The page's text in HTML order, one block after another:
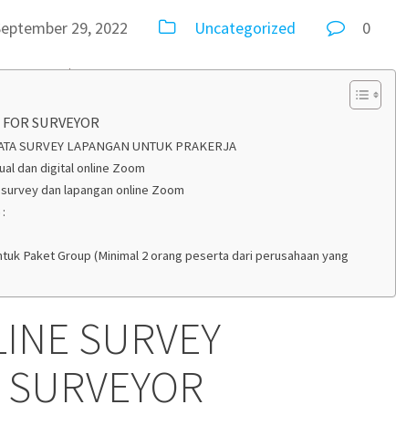
29, 2022 Uncategorized 0
SURVEYOR
SURVEY LAPANGAN UNTUK PRAKERJA
dan digital online Zoom
dan lapangan online Zoom
Paket Group (Minimal 2 orang peserta dari perusahaan yang
SURVEY